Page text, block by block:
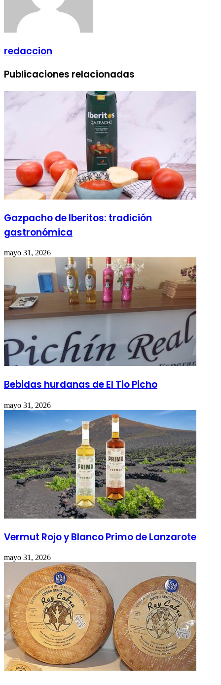
redaccion
Publicaciones relacionadas
Gazpacho de Iberitos: tradición
gastronómica
mayo 31, 2026
Bebidas hurdanas de El Tio Picho
mayo 31, 2026
Vermut Rojo y Blanco Primo de Lanzarote
mayo 31, 2026